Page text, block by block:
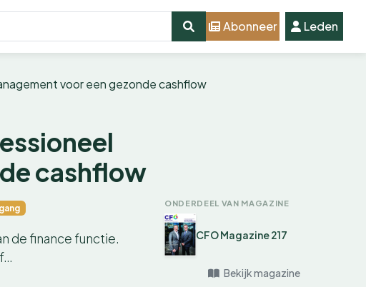
Abonneer Leden
voor een gezonde cashflow
cashflow
de finance functie.
ONDERDEEL VAN MAGAZINE
CFO Magazine 217
Bekijk magazine